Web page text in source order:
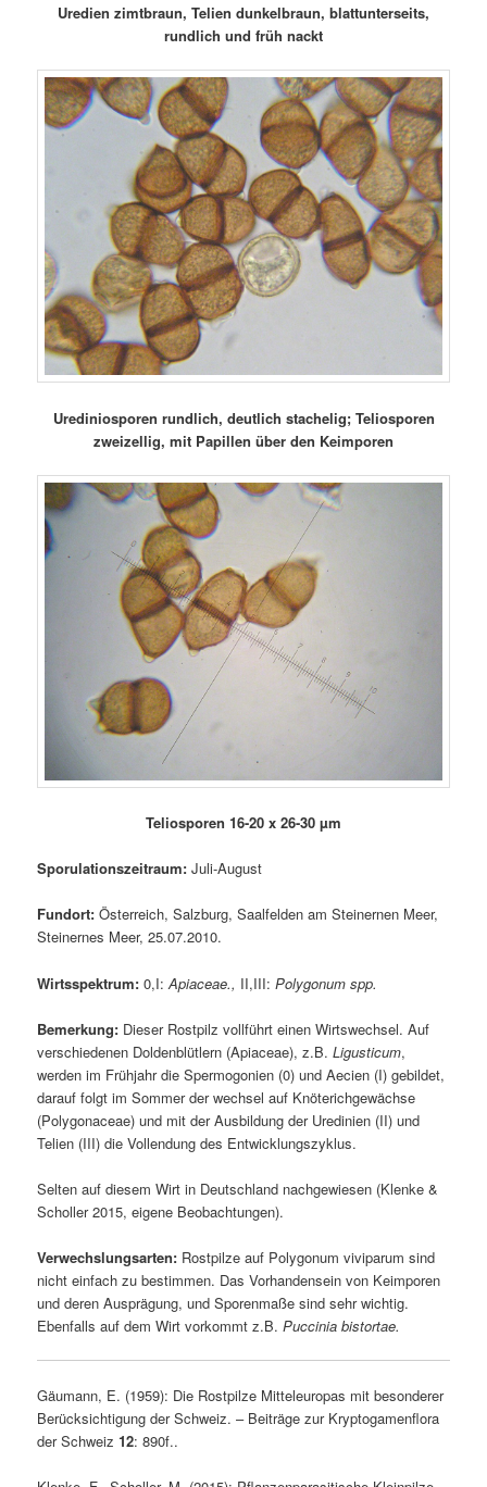
Uredien zimtbraun, Telien dunkelbraun, blattunterseits,
rundlich und früh nackt
Urediniosporen rundlich, deutlich stachelig; Teliosporen
zweizellig, mit Papillen über den Keimporen
Teliosporen 16-20 x 26-30 µm
Sporulationszeitraum: Juli-August
Fundort:Österreich, Salzburg, Saalfelden am Steinernen Meer,
Steinernes Meer, 25.07.2010.
Wirtsspektrum:0,I: Apiaceae., II,III: Polygonum spp.
Bemerkung: Dieser Rostpilz vollführt einen Wirtswechsel. Auf
verschiedenen Doldenblütlern (Apiaceae), z.B.Ligusticum,
werden im Frühjahr die Spermogonien (0) und Aecien (I) gebildet,
darauf folgt im Sommer der wechsel auf Knöterichgewächse
(Polygonaceae) und mit der Ausbildung der Uredinien (II) und
Telien (III) die Vollendung des Entwicklungszyklus.
Selten auf diesem Wirt in Deutschland nachgewiesen (Klenke &
Scholler 2015, eigene Beobachtungen).
Verwechslungsarten: Rostpilze auf Polygonum viviparum sind
nicht einfach zu bestimmen. Das Vorhandensein von Keimporen
und deren Ausprägung, und Sporenmaße sind sehr wichtig.
Ebenfalls auf dem Wirt vorkommt z.B.Puccinia bistortae.
Gäumann, E. (1959): Die Rostpilze Mitteleuropas mit besonderer
Berücksichtigung der Schweiz. – Beiträge zur Kryptogamenflora
der Schweiz12: 890f..